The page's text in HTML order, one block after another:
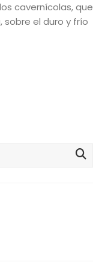
cavernícolas, que
sobre el duro y frío